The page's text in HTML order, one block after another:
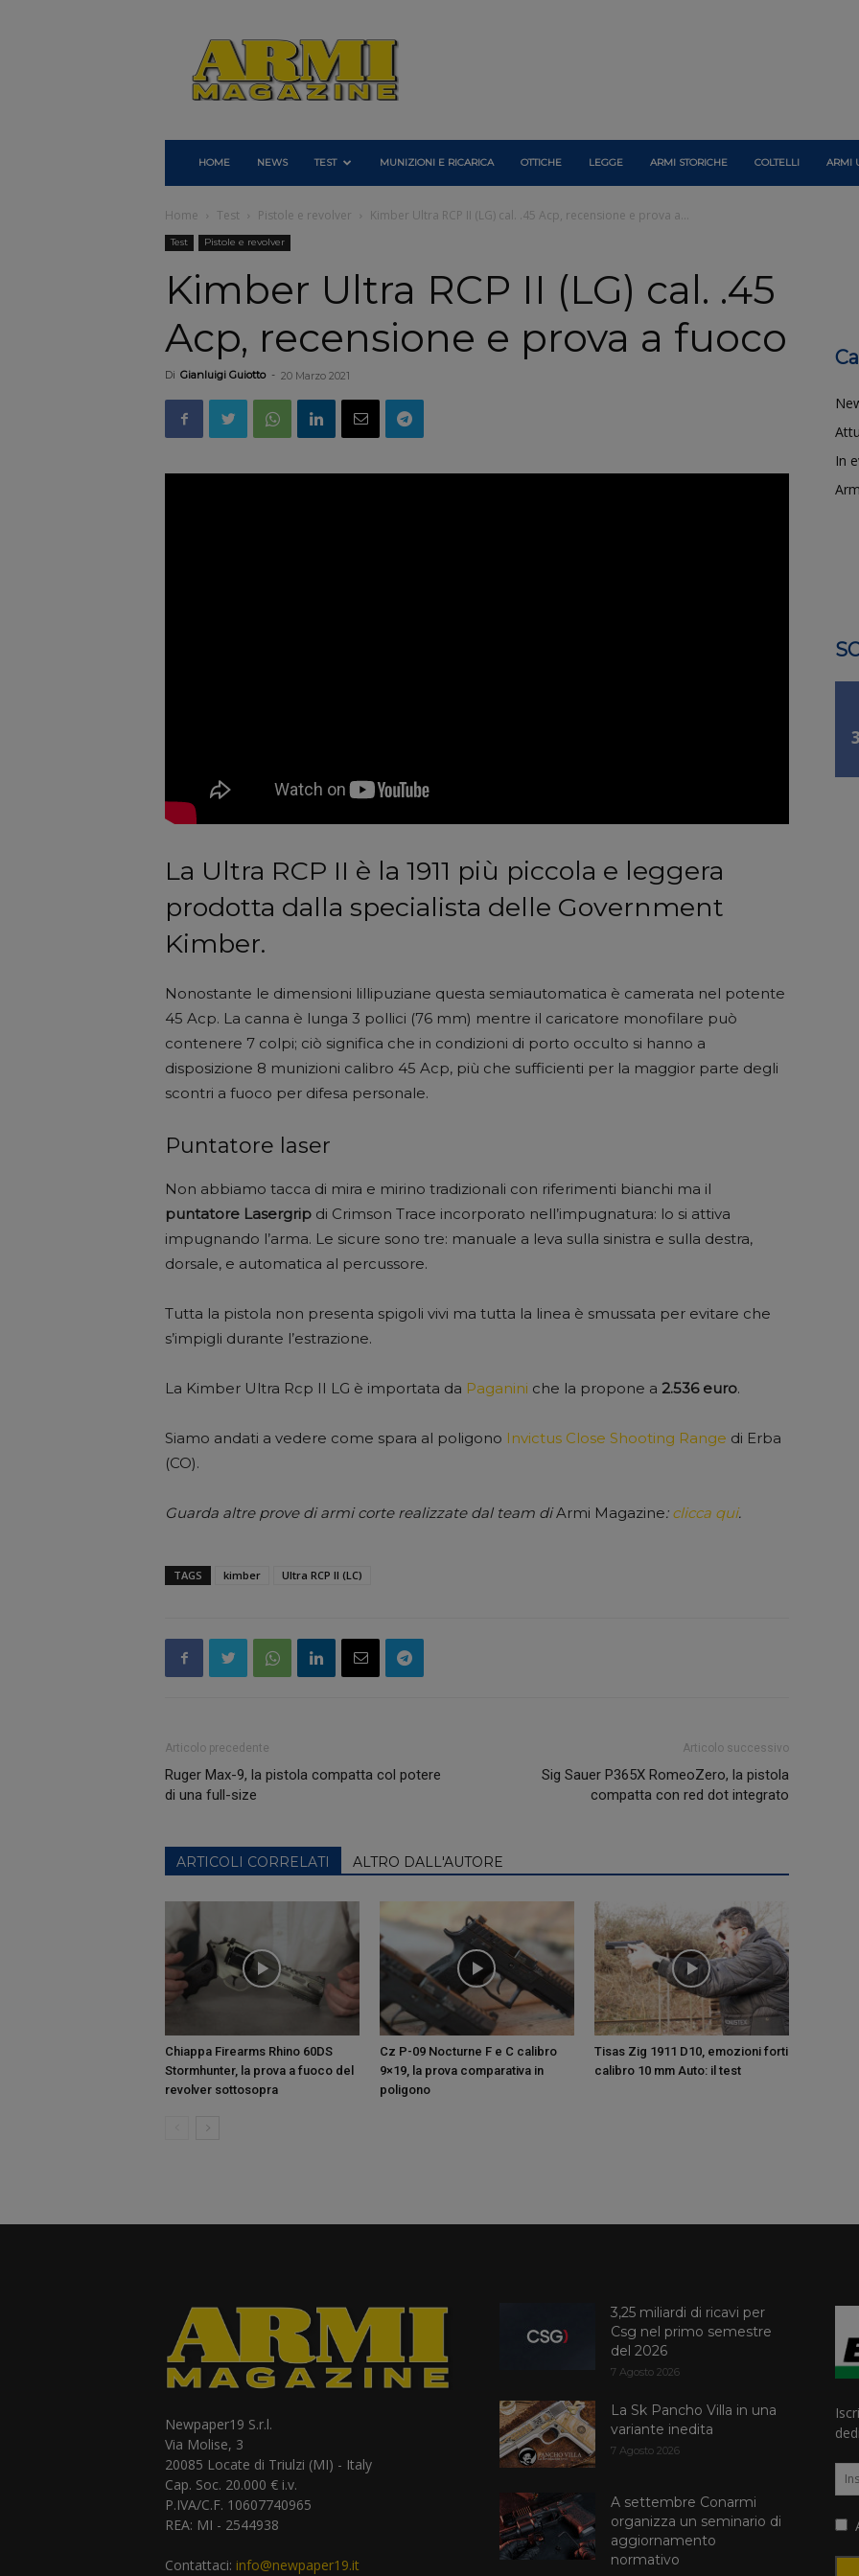
Armi
Magazine
HOME NEWS TEST MUNIZIONI E RICARICA OTTICHE LEGGE ARMI STORICHE COLTELLI ARMI
Home Test Pistole e revolver Kimber Ultra RCP II (LG) cal. .45 Acp, recensione e prova a...
Test Pistole e revolver
Kimber Ultra RCP II (LG) cal. .45
Acp, recensione e prova a fuoco
Di Gianluigi Guiotto - 20 Marzo 2021
La Ultra RCP II è la 1911 più piccola e leggera
prodotta dalla specialista delle Government
Kimber.
Nonostante le dimensioni lillipuziane questa semiautomatica è camerata nel potente
45 Acp. La canna è lunga 3 pollici (76 mm) mentre il caricatore monofilare può
contenere 7 colpi; ciò significa che in condizioni di porto occulto si hanno a
disposizione 8 munizioni calibro 45 Acp, più che sufficienti per la maggior parte degli
scontri a fuoco per difesa personale.
Puntatore laser
Non abbiamo tacca di mira e mirino tradizionali con riferimenti bianchi ma il
puntatore Lasergrip di Crimson Trace incorporato nell’impugnatura: lo si attiva
impugnando l’arma. Le sicure sono tre: manuale a leva sulla sinistra e sulla destra,
dorsale, e automatica al percussore.
Tutta la pistola non presenta spigoli vivi ma tutta la linea è smussata per evitare che
s’impigli durante l’estrazione.
La Kimber Ultra Rcp II LG è importata da Paganini che la propone a 2.536 euro.
Siamo andati a vedere come spara al poligono Invictus Close Shooting Range di Erba
(CO).
Guarda altre prove di armi corte realizzate dal team diArmi Magazine: clicca qui.
TAGS kimber Ultra RCP II (LC)
Articolo precedente
Ruger Max-9, la pistola compatta col potere
di una full-size
Articolo successivo
Sig Sauer P365X RomeoZero, la pistola
compatta con red dot integrato
ARTICOLI CORRELATI ALTRO DALL'AUTORE
Chiappa Firearms Rhino 60DS
Stormhunter, la prova a fuoco del
revolver sottosopra
Cz P-09 Nocturne F e C calibro
9×19, la prova comparativa in
poligono
Tisas Zig 1911 D10, emozioni forti
calibro 10 mm Auto: il test
In
Newpaper19 S.r.l.
Via Molise, 3
20085 Locate di Triulzi (MI) - Italy
Cap. Soc. 20.000 € i.v.
P.IVA/C.F. 10607740965
REA: MI - 2544938
Contattaci: info@newpaper19.it
3,25 miliardi di ricavi per
Csg nel primo semestre
del 2026
7 Agosto 2026
La Sk Pancho Villa in una
variante inedita
7 Agosto 2026
A settembre Conarmi
organizza un seminario di
aggiornamento
normativo